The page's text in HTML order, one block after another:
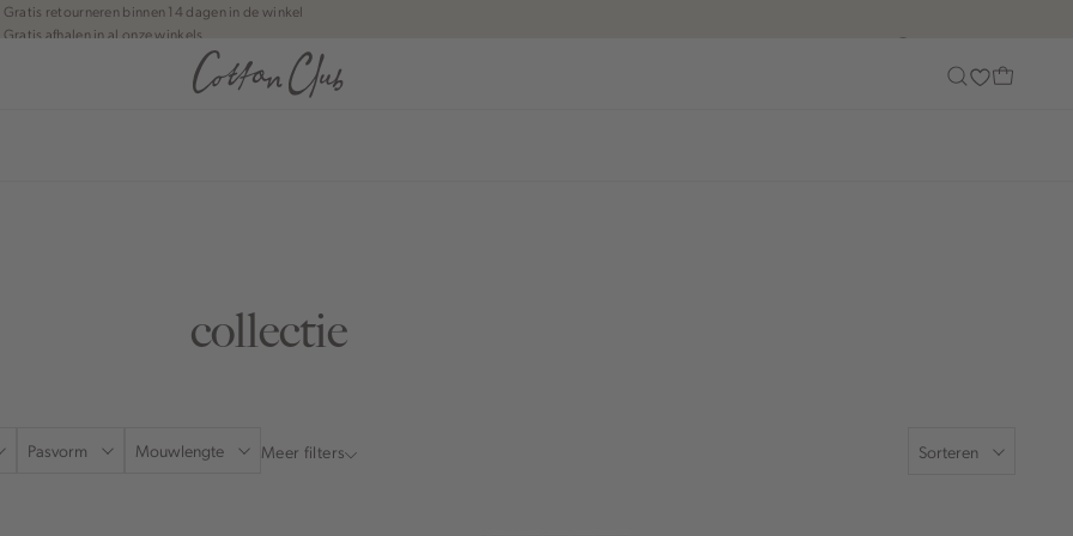
Gratis retourneren binnen 14 dagen in de winkel
Gratis afhalen in al onze winkels
Jouw bestelling wordt binnen 1 tot 5 dagen bezorgd
Betaal zoals jij wilt: o.a. Bancontact, Riverty, Apple pay & creditcard
collectie
Pasvorm Mouwlengte Sorteren
Meer filters